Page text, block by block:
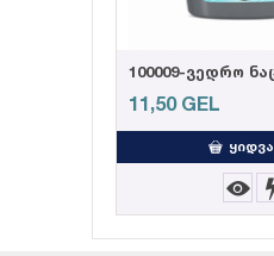
11,50 GEL
ᲧᲘᲓᲕᲐ